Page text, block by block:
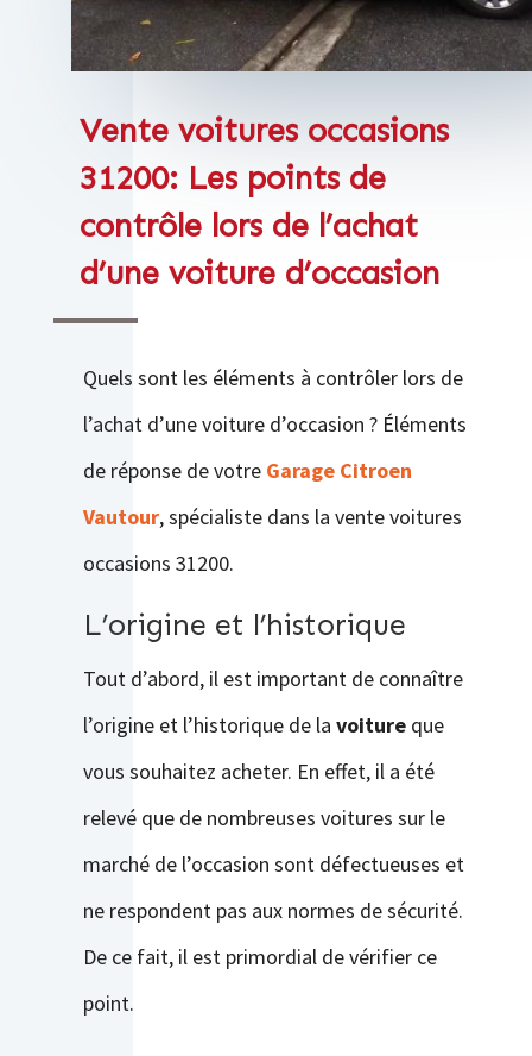
Vente voitures occasions
31200: Les points de
contrôle lors de l’achat
d’une voiture d’occasion
Quels sont les éléments à contrôler lors de
l’achat d’une voiture d’occasion ? Éléments
de réponse de votre Garage Citroen
Vautour, spécialiste dans la vente voitures
occasions 31200.
L’origine et l’historique
Tout d’abord, il est important de connaître
l’origine et l’historique de la voiture que
vous souhaitez acheter. En effet, il a été
relevé que de nombreuses voitures sur le
marché de l’occasion sont défectueuses et
ne respondent pas aux normes de sécurité.
De ce fait, il est primordial de vérifier ce
point.